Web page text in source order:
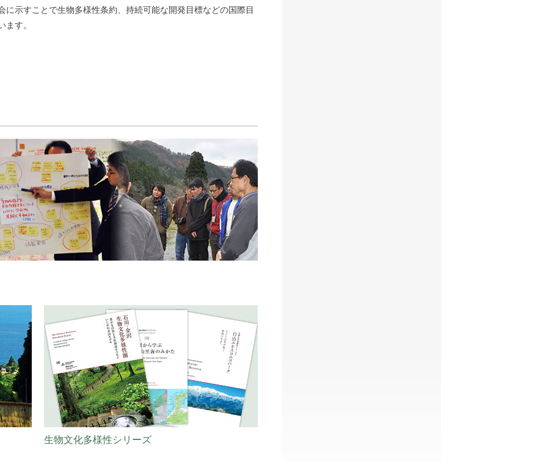
示すことで生物多様性条約、持続可能な開発目標などの国際目
す。
生物文化多様性シリーズ